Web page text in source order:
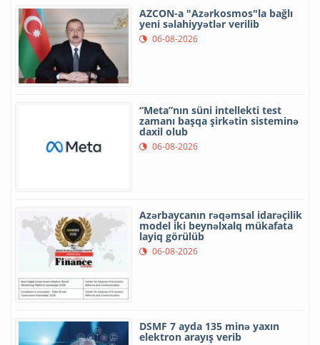
AZCON-a "Azərkosmos"la bağlı
yeni səlahiyyətlər verilib
06-08-2026
“Meta”nın süni intellekti test
zamanı başqa şirkətin sisteminə
daxil olub
06-08-2026
Azərbaycanın rəqəmsal idarəçilik
model iki beynəlxalq mükafata
layiq görülüb
06-08-2026
DSMF 7 ayda 135 minə yaxın
elektron arayış verib